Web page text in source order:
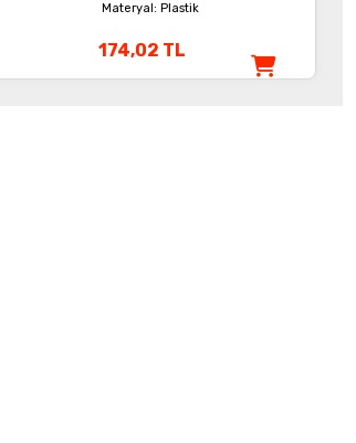
Materyal: Plastik
174,02 TL